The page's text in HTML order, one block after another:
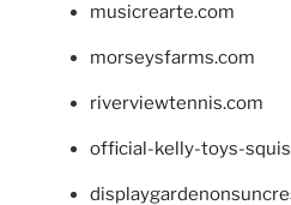
musicrearte.com
morseysfarms.com
riverviewtennis.com
official-kelly-toys-